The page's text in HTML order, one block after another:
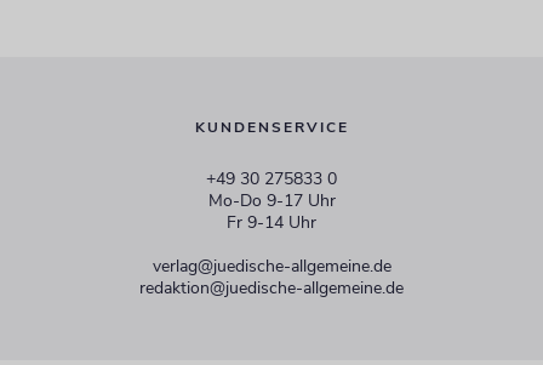
KUNDENSERVICE
+49 30 275833 0
Mo-Do 9-17 Uhr
Fr 9-14 Uhr
verlag@juedische-allgemeine.de
redaktion@juedische-allgemeine.de